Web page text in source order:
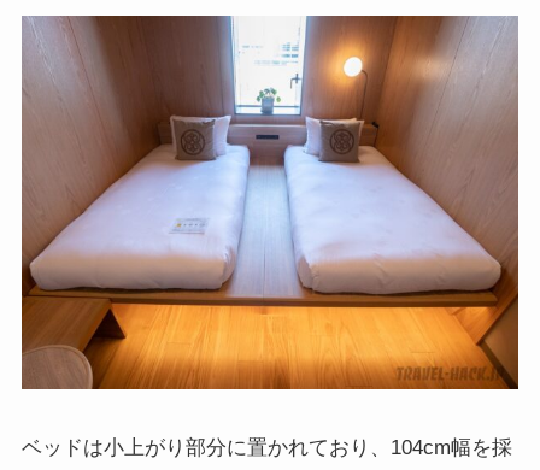
ベッドは小上がり部分に置かれており、104cm幅を採